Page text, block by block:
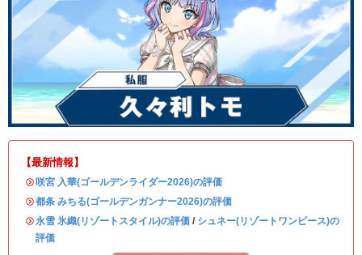
【最新情報】
・咲宮 入華(ゴールデンライダー2026)の評価
・都条 みちる(ゴールデンガンナー2026)の評価
・永雪 氷織(リゾートスタイル)の評価 / シュネー(リゾートワンピース)の
評価